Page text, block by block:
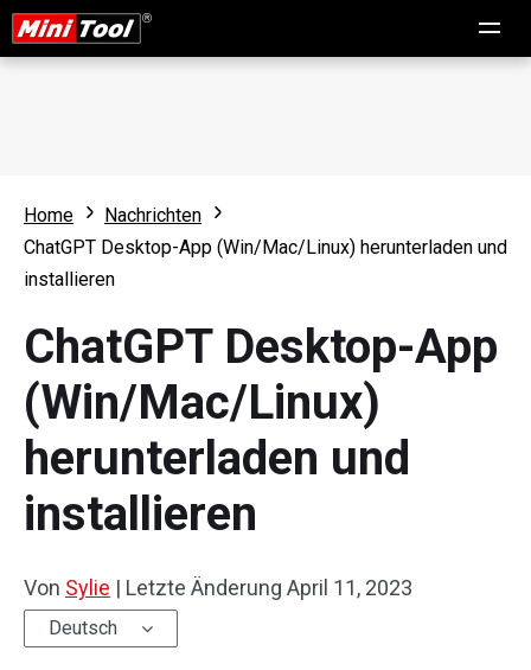
Home
Nachrichten
ChatGPT Desktop-App (Win/Mac/Linux) herunterladen und
installieren
ChatGPT Desktop-App
(Win/Mac/Linux)
herunterladen und
installieren
Von Sylie | Letzte Änderung April 11, 2023
Deutsch